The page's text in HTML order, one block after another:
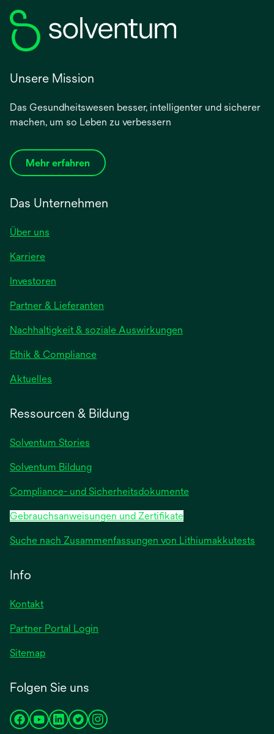
Unsere Mission
Das Gesundheitswesen besser, intelligenter und sicherer
machen, um so Leben zu verbessern
Mehr erfahren
Das Unternehmen
Über uns
Karriere
Investoren
einer
neuen
Registerkarte
geöffnet
Partner & Lieferanten
Nachhaltigkeit & soziale Auswirkungen
Ethik & Compliance
Aktuelles
Registerkarte
Ressourcen & Bildung
Solventum Stories
Solventum Bildung
Compliance- und Sicherheitsdokumente
Gebrauchsanweisungen und Zertifikate
Suche nach Zusammenfassungen von Lithiumakkutests
Info
Kontakt
Partner Portal Login
Sitemap
Folgen Sie uns
wirdwirdwirdwirdwird